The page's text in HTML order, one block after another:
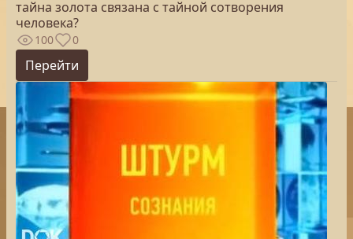
тайна золота связана с тайной сотворения
человека?
100 0
Перейти